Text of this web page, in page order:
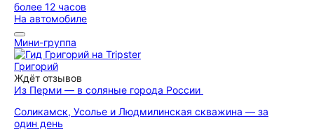
более 12 часов
На автомобиле
Мини-группа
Григорий
Ждёт отзывов
Из Перми — в соляные города России
Соликамск, Усолье и Людмилинская скважина — за
один день